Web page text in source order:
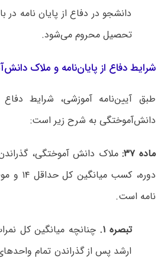
دانشجو در دفاع از پایان نامه در
تحصیل محروم می‌شود.
شرایط دفاع از پایان‌نامه و ملاک
طبق آیین‌نامه‌ آموزشی، شرایط دفاع
دانش‌آموختگی به شرح زیر است:
ماده ۳۷: ملاک دانش آموختگی،
دوره،
نامه است.
تبصره ۱. چنانچه میانگین کل